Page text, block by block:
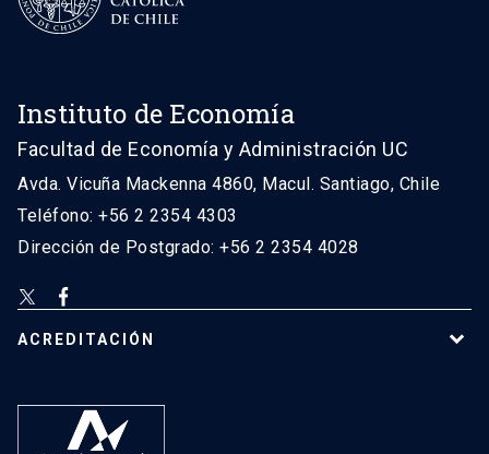
Instituto de Economía
Facultad de Economía y Administración UC
Avda. Vicuña Mackenna 4860, Macul. Santiago, Chile
Teléfono: +56 2 2354 4303
Dirección de Postgrado: +56 2 2354 4028
ACREDITACIÓN